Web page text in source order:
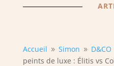
Accueil 9 Simon 9 D&CO
peints de luxe : Élitis vs